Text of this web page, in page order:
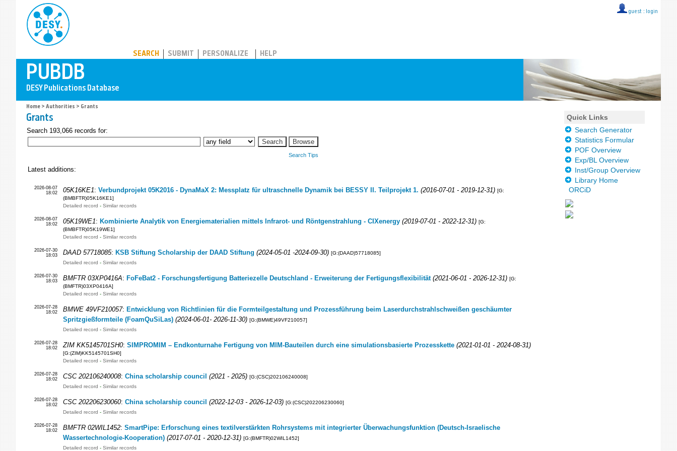
guest :: login
SEARCH SUBMIT PERSONALIZE HELP
Home > Authorities > Grants
Quick Links
Search Generator
Statistics Formular
POF Overview
Exp/BL Overview
Inst/Group Overview
Library Home
ORCiD
Grants
Search 193,066 records for:
Search Tips
Latest additions:
2026-08-07
18:02
05K16KE1: Verbundprojekt 05K2016 - DynaMaX 2: Messplatz für ultraschnelle Dynamik bei BESSY II. Teilprojekt 1. (2016-07-01 - 2019-12-31) [G:
(BMBFTR)05K16KE1]
Detailed record - Similar records
2026-08-07
18:02
05K19WE1: Kombinierte Analytik von Energiematerialien mittels Infrarot- und Röntgenstrahlung - CIXenergy (2019-07-01 - 2022-12-31) [G:
(BMBFTR)05K19WE1]
Detailed record - Similar records
2026-07-30
18:03
DAAD 57718085: KSB Stiftung Scholarship der DAAD Stiftung (2024-05-01 -2024-09-30) [G:(DAAD)57718085]
Detailed record - Similar records
2026-07-30
18:03
BMFTR 03XP0416A: FoFeBat2 - Forschungsfertigung Batteriezelle Deutschland - Erweiterung der Fertigungsflexibilität (2021-06-01 - 2026-12-31) [G:
(BMFTR)03XP0416A]
Detailed record - Similar records
2026-07-28
18:02
BMWE 49VF210057: Entwicklung von Richtlinien für die Formteilgestaltung und Prozessführung beim Laserdurchstrahlschweißen geschäumter
Spritzgießformteile (FoamQuSiLas) (2024-06-01- 2026-11-30) [G:(BMWE)49VF210057]
Detailed record - Similar records
2026-07-28
18:02
ZIM KK5145701SH0: SIMPROMIM – Endkonturnahe Fertigung von MIM-Bauteilen durch eine simulationsbasierte Prozesskette (2021-01-01 - 2024-08-31)
[G:(ZIM)KK5145701SH0]
Detailed record - Similar records
2026-07-28
18:02
CSC 202106240008: China scholarship council (2021 - 2025) [G:(CSC)202106240008]
Detailed record - Similar records
2026-07-28
18:02
CSC 202206230060: China scholarship council (2022-12-03 - 2026-12-03) [G:(CSC)202206230060]
Detailed record - Similar records
2026-07-28
18:02
BMFTR 02WIL1452: SmartPipe: Erforschung eines textilverstärkten Rohrsystems mit integrierter Überwachungsfunktion (Deutsch-Israelische
Wassertechnologie-Kooperation) (2017-07-01 - 2020-12-31) [G:(BMFTR)02WIL1452]
Detailed record - Similar records